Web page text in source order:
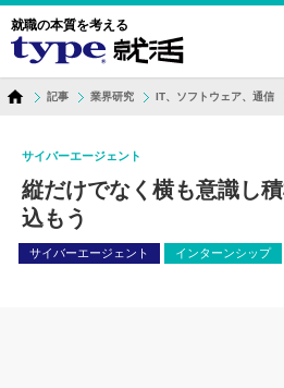
就職の本質を考える
記事 業界研究 IT、ソフトウェア、通信
サイバーエージェント
縦だけでなく横も意識し
込もう
サイバーエージェント インターンシップ